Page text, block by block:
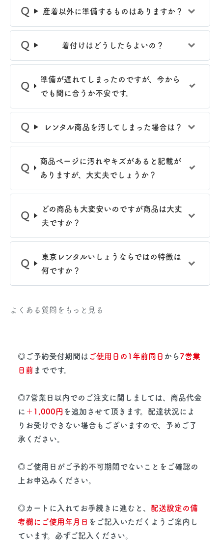
産着以外に準備するものはありますか？
着付けはどうしたらよいの？
準備が遅れてしまったのですが、今から
でも間に合うか不安です。
レンタル商品を汚してしまった場合は？
商品ぺージに汚れやキズがあると記載が
ありますが、大丈夫でしょうか？
どの商品も大変安いのですが商品は大丈
夫ですか？
東京レンタルいしょうならではの特徴は
何ですか？
よくある質問をもっと見る
◎ご予約受付期間は ご使用日の1年前同日 から7営業
日前 までです。
◎7営業日以内でのご注文に関しましては、商品代金
に ＋1,000円 を追加させて頂きます。配達状況によ
りお受けできない場合もございますので、予めご了
承ください。
◎ご使用日がご予約不可期間でないことをご確認の
上お申込みください。
◎カートに入れてお手続きに進むと、 配送設定の備
考欄にご使用年月日 をご記入いただくようご案内し
ています。必ずご記入ください。